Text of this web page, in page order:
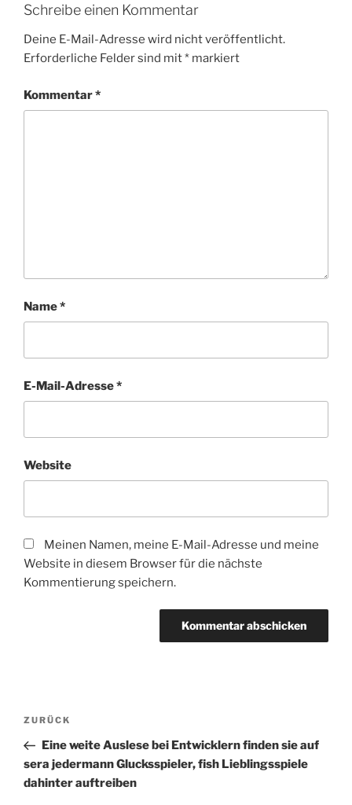
Schreibe einen Kommentar
Deine E-Mail-Adresse wird nicht veröffentlicht.
Erforderliche Felder sind mit* markiert
Kommentar*
Name*
E-Mail-Adresse*
Website
Meinen Namen, meine E-Mail-Adresse und meine
Website in diesem Browser für die nächste
Kommentierung speichern.
Beitragsnavigation
Vorheriger
Beitrag
ZURÜCK
Eine weite Auslese bei Entwicklern finden sie auf
sera jedermann Glucksspieler, fish Lieblingsspiele
dahinter auftreiben